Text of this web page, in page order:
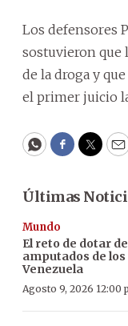
Los defensores
sostuvieron que
de la droga y
el primer juicio
WhatsApp
Facebook
Últimas
Mundo
El reto de dotar
amputados de
Venezuela
Agosto 9, 2026 12:00